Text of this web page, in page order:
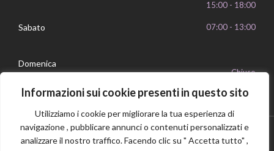
Informazioni sui cookie presenti in questo sito
Utilizziamo i cookie per migliorare la tua esperienza di
navigazione , pubblicare annunci o contenuti personalizzati e
analizzare il nostro traffico. Facendo clic su " Accetta tutto" ,
15:00 - 18:00
Sabato 07:00 - 13:00
Domenica
Chiuso
Privacy Policy Cookie Policy P.IVA 16239351006